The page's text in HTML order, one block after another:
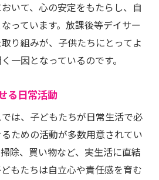
いて、心の安定をもたらし、自
っています。放課後等デイサー
り組みが、子供たちにとってよ
一因となっているのです。
る日常活動
は、子どもたちが日常生活で必
ための活動が多数用意されてい
除、買い物など、実生活に直結
もたちは自立心や責任感を育む